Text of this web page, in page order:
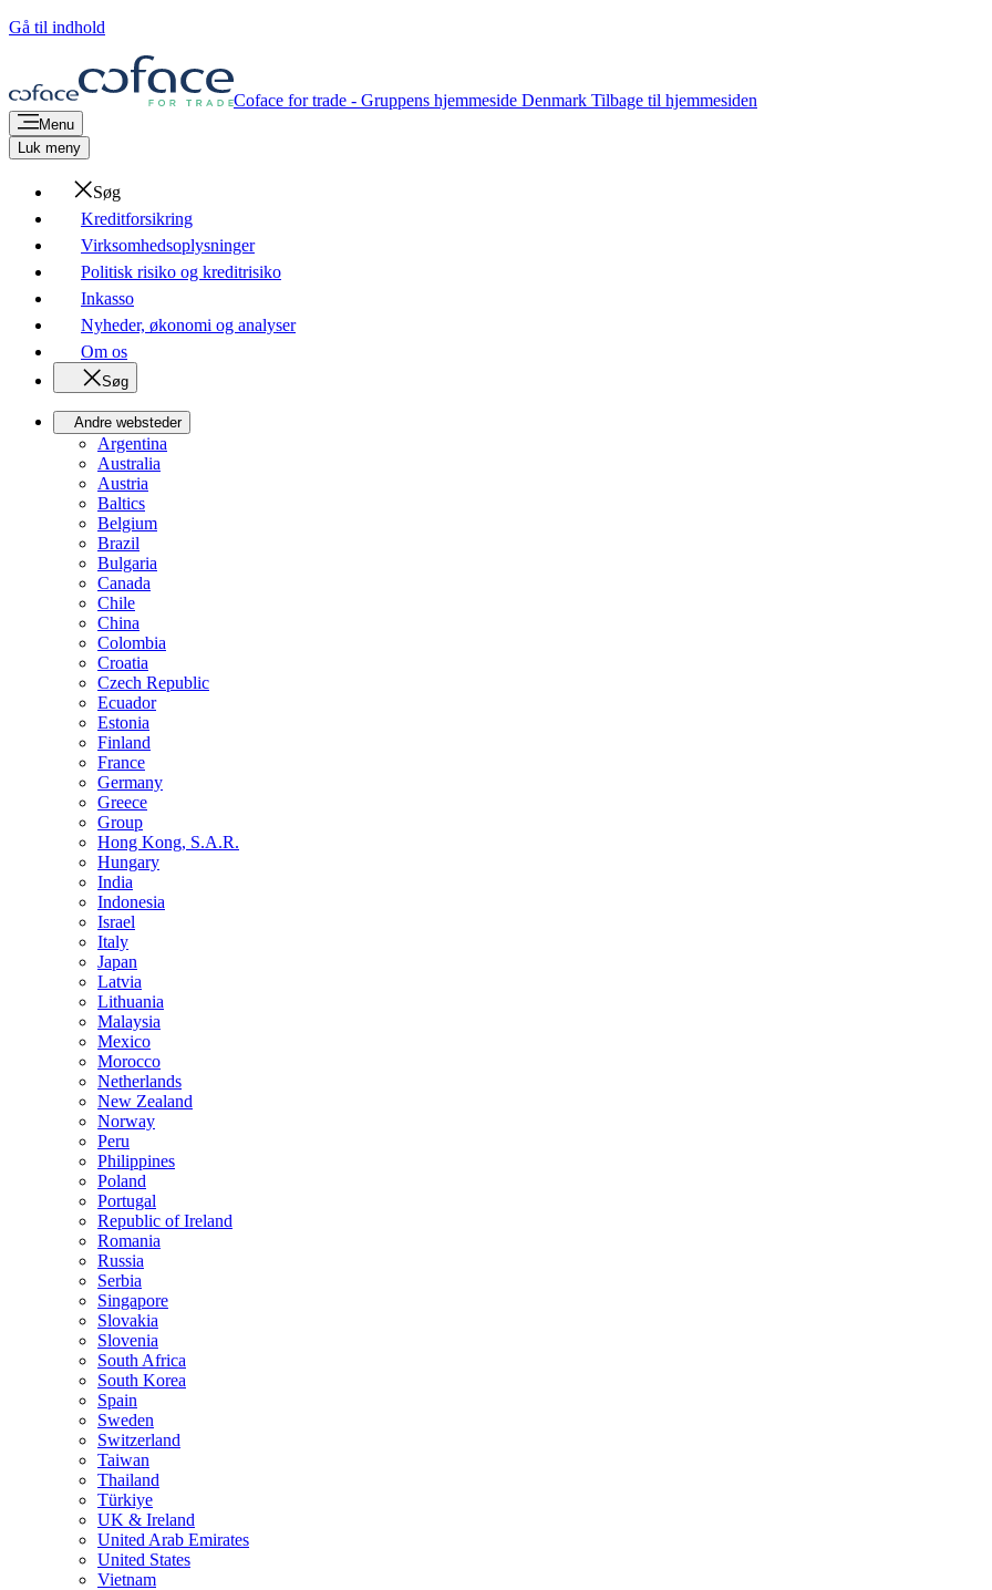
Gå til indhold
Coface for trade - Gruppens hjemmeside Denmark Tilbage til hjemmesiden
Menu
Luk meny
Søg
Kreditforsikring
Virksomhedsoplysninger
Politisk risiko og kreditrisiko
Inkasso
Nyheder, økonomi og analyser
Om os
Søg
Andre websteder
Argentina
Australia
Austria
Baltics
Belgium
Brazil
Bulgaria
Canada
Chile
China
Colombia
Croatia
Czech Republic
Ecuador
Estonia
Finland
France
Germany
Greece
Group
Hong Kong, S.A.R.
Hungary
India
Indonesia
Israel
Italy
Japan
Latvia
Lithuania
Malaysia
Mexico
Morocco
Netherlands
New Zealand
Norway
Peru
Philippines
Poland
Portugal
Republic of Ireland
Romania
Russia
Serbia
Singapore
Slovakia
Slovenia
South Africa
South Korea
Spain
Sweden
Switzerland
Taiwan
Thailand
Türkiye
UK & Ireland
United Arab Emirates
United States
Vietnam